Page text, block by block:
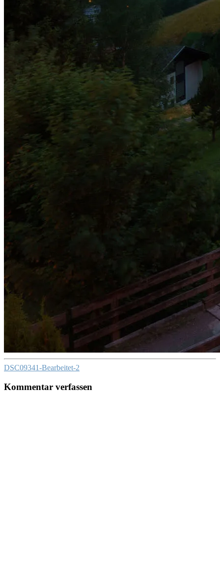
DSC09341-Bearbeitet-2
Kommentar verfassen